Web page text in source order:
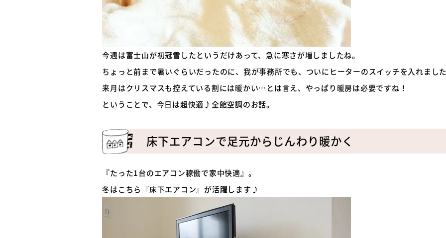
今週は富士山が初冠雪したというだけあって、急に寒さが増しましたね。
ちょっと前まで暑いぐらいだったのに、我が事務所でも、ついにヒーターのスイッチを入れまし
来月はクリスマスも控えている割には暖かい…とは言え、やっぱり暖房は必要ですね！
ということで、今日は超快適♪全館空調のお話。
床下エアコンで足元からじんわり暖かく
『たった1台のエアコン稼働で家中快適』。
冬はこちら『床下エアコン』が活躍します♪